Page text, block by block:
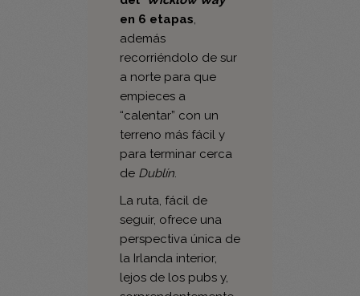
recorriéndolo de sur
a norte para que
empieces a
“calentar” con un
terreno más fácil y
para terminar cerca
deDublín.
La ruta, fácil de
seguir, ofrece una
perspectiva única de
la Irlanda interior,
lejos de los pubs y,
sorprendentemente,
a escasos kilómetros